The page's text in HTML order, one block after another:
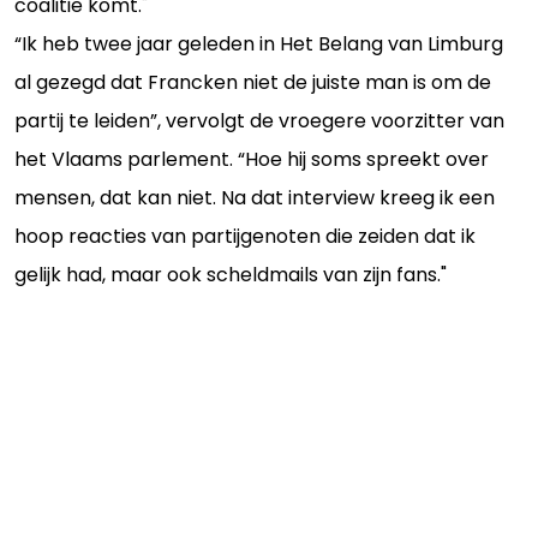
“Ik heb twee jaar geleden in Het Belang van Limburg
al gezegd dat Francken niet de juiste man is om de
partij te leiden”, vervolgt de vroegere voorzitter van
het Vlaams parlement. “Hoe hij soms spreekt over
mensen, dat kan niet. Na dat interview kreeg ik een
hoop reacties van partijgenoten die zeiden dat ik
gelijk had, maar ook scheldmails van zijn fans."